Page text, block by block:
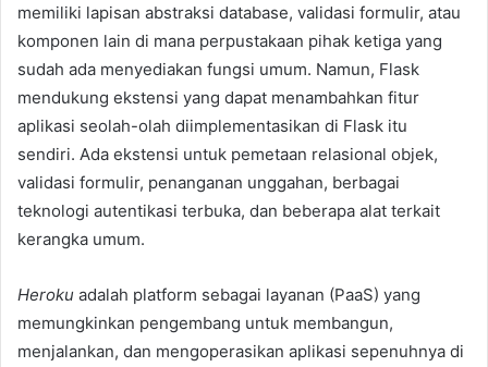
memiliki lapisan abstraksi database, validasi formulir, atau
komponen lain di mana perpustakaan pihak ketiga yang
sudah ada menyediakan fungsi umum. Namun, Flask
mendukung ekstensi yang dapat menambahkan fitur
aplikasi seolah-olah diimplementasikan di Flask itu
sendiri. Ada ekstensi untuk pemetaan relasional objek,
validasi formulir, penanganan unggahan, berbagai
teknologi autentikasi terbuka, dan beberapa alat terkait
kerangka umum.
Heroku adalah platform sebagai layanan (PaaS) yang
memungkinkan pengembang untuk membangun,
menjalankan, dan mengoperasikan aplikasi sepenuhnya di